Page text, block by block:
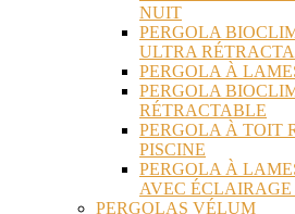
NUIT
PERGOLA
ULTRA
PERGOLA À
PERGOLA
RÉTRACTABLE
PERGOLA À TOIT
PISCINE
PERGOLA À
AVEC ÉCLAIRAGE
PERGOLAS VÉLUM